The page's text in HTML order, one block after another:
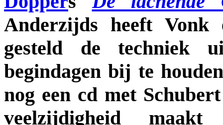
Anderzijds heeft
gesteld de techniek
begindagen bij te
nog een cd met
veelzijdigheid